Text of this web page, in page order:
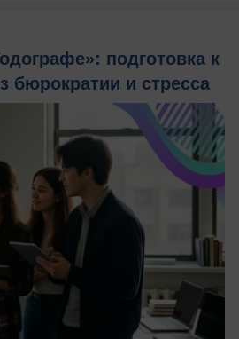
подготовка к
бюрократии и стресса